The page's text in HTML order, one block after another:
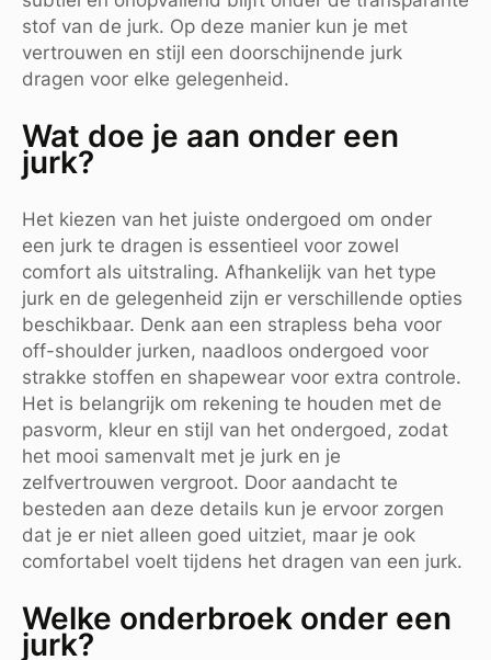
stof van de jurk. Op deze manier kun je met
vertrouwen en stijl een doorschijnende jurk
dragen voor elke gelegenheid.
Wat doe je aan onder een
jurk?
Het kiezen van het juiste ondergoed om onder
een jurk te dragen is essentieel voor zowel
comfort als uitstraling. Afhankelijk van het type
jurk en de gelegenheid zijn er verschillende opties
beschikbaar. Denk aan een strapless beha voor
off-shoulder jurken, naadloos ondergoed voor
strakke stoffen en shapewear voor extra controle.
Het is belangrijk om rekening te houden met de
pasvorm, kleur en stijl van het ondergoed, zodat
het mooi samenvalt met je jurk en je
zelfvertrouwen vergroot. Door aandacht te
besteden aan deze details kun je ervoor zorgen
dat je er niet alleen goed uitziet, maar je ook
comfortabel voelt tijdens het dragen van een jurk.
Welke onderbroek onder een
jurk?